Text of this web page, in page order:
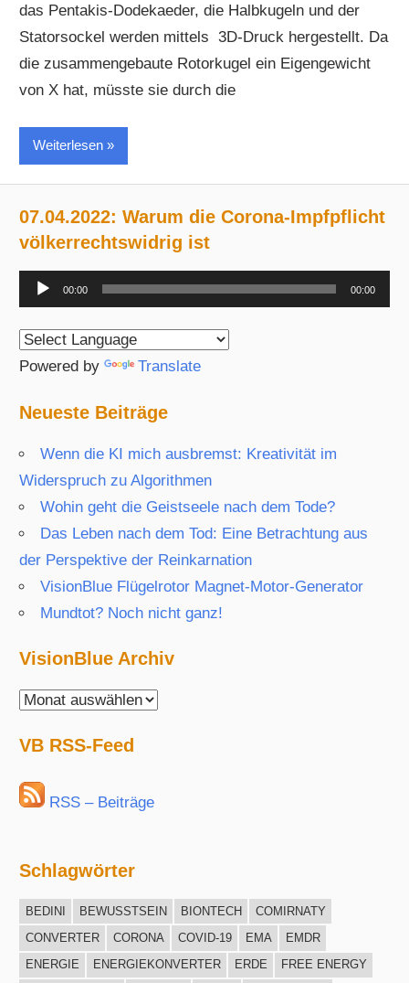
das Pentakis-Dodekaeder, die Halbkugeln und der
Statorsockel werden mittels 3D-Druck hergestellt. Da
die zusammengebaute Rotorkugel ein Eigengewicht
von X hat, müsste sie durch die
Weiterlesen
07.04.2022: Warum die Corona-Impfpflicht
völkerrechtswidrig ist
Audio-
Player
00:00 00:00
Powered by Translate
Neueste Beiträge
Wenn die KI mich ausbremst: Kreativität im
Widerspruch zu Algorithmen
Wohin geht die Geistseele nach dem Tode?
Das Leben nach dem Tod: Eine Betrachtung aus
der Perspektive der Reinkarnation
VisionBlue Flügelrotor Magnet-Motor-Generator
Mundtot? Noch nicht ganz!
VisionBlue Archiv
VisionBlue
VB RSS-Feed
RSS – Beiträge
Schlagwörter
BEDINI BEWUSSTSEIN BIONTECH
COMIRNATY
CONVERTER
CORONA COVID-19 EMA
EMDR
ENERGIE
ENERGIEKONVERTER ERDE
FREE ENERGY